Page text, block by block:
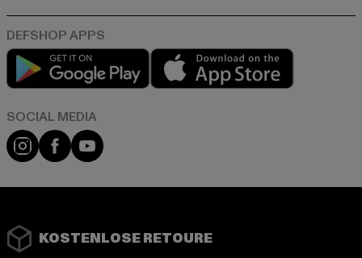
Play market
Instagram
FacebookYouTube
KOSTENLOSE RETOURE